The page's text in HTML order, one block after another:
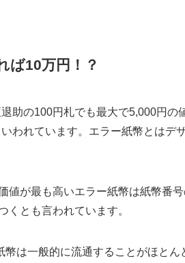
ば10万円！？
助の100円札でも最大で5,000円
われています。エラー紙幣とはデ
値が最も高いエラー紙幣は紙幣番
くとも言われています。
は一般的に流通することがほとん